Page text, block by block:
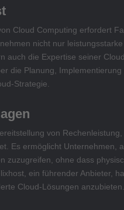
Cloud Computing erfordert
nicht nur
auch die Expertise seiner
die Planung, Implementierung
Strategie.
von Rechenleistung,
Es ermöglicht Unternehmen,
zuzugreifen, ohne dass
ein führender Anbieter,
Cloud-Lösungen anzubieten.